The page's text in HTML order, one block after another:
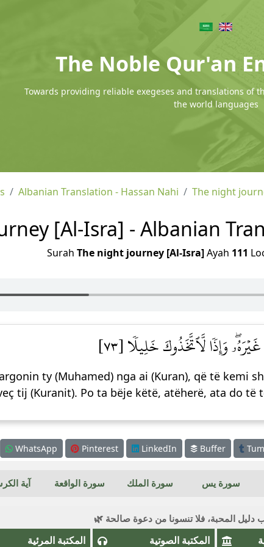
The Noble Qur'an
Towards providing reliable exegeses and translations of
the world languages
Albanian Translation - Hassan Nahi The night
[Al-Isra] - Albanian
Surah The night journey [Al-Isra]Ayah 111
وَإِذٗا لَّٱتَّخَذُوكَ خَلِيلٗا [٧٣]
ty (Muhamed) nga ai (Kuran), që të kemi
tij (Kuranit). Po ta bëje këtë, atëherë, ata do të
WhatsApp Pinterest LinkedIn Buffer
سورة يس سورة الملك سورة الواقعة آية
دليل المحبة، فلا تنسونا من دعوة صالحة 🌿
المكتبة الصوتية المكتبة المرئية